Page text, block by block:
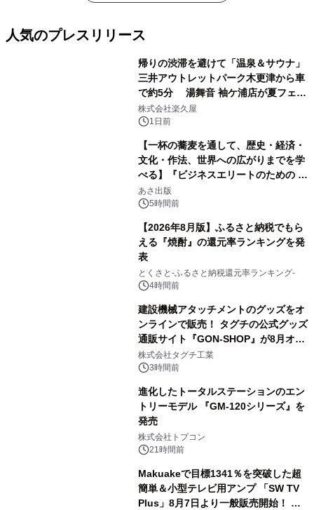
人気のプレスリリース
帰りの渋滞を避けて「温泉＆サウナ」
三井アウトレットパーク木更津から車
で約5分 湯舞音 袖ケ浦店が夏フェア
メニューを提供
株式会社楽久屋
1日前
【一杯の蕎麦を通して、歴史・経済・
文化・作法、世界への広がりまでを学
べる】『ビジネスエリートのための 教
養としての蕎麦』2026年8月25日
（火）発売
あさ出版
5時間前
【2026年8月版】ふるさと納税でもら
える『焼酎』の還元率ランキングを発
表
とくさと-ふるさと納税還元率ランキング-
4時間前
建設機械アタッチメントのグッズをオ
ンラインで販売！ タグチの公式グッズ
通販サイト『GON-SHOP』が8月オー
プン
株式会社タグチ工業
3時間前
進化したトータルステーションのエン
トリーモデル 『GM-120シリーズ』を
発売
株式会社トプコン
21時間前
Makuakeで目標1341％を突破した超
簡単＆小型テレビ用アンプ 「SW TV
Plus」8月7日より一般販売開始！ ケ